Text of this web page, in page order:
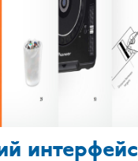
интерфейс